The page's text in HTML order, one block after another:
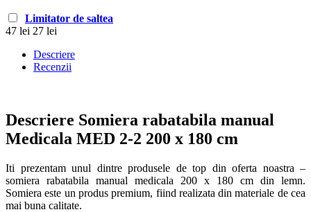
Limitator de saltea
47 lei 27 lei
Descriere
Recenzii
Descriere Somiera rabatabila manual
Medicala MED 2-2 200 x 180 cm
Iti prezentam unul dintre produsele de top din oferta noastra –
somiera rabatabila manual medicala 200 x 180 cm din lemn.
Somiera este un produs premium, fiind realizata din materiale de cea
mai buna calitate.